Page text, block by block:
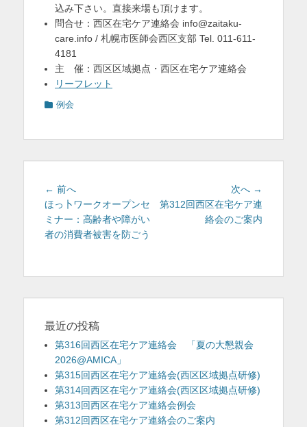
込み下さい。直接来場も頂けます。
問合せ：西区在宅ケア連絡会 info@zaitaku-
care.info / 札幌市医師会西区支部 Tel. 011-611-
4181
主 催：西区区域拠点・西区在宅ケア連絡会
リーフレット
カ 例会
投
稿
ナ
ビ
ン
← 前へ前
の
投
稿:
ほっ卜ワークオープンセ
ミナー：高齢者や障がい
者の消費者被害を防ごう
次へ →
第312回西区在宅ケア連
絡会のご案内
最近の投稿
第316回西区在宅ケア連絡会 「夏の大懇親会
2026@AMICA」
第315回西区在宅ケア連絡会(西区区域拠点研修)
第314回西区在宅ケア連絡会(西区区域拠点研修)
第313回西区在宅ケア連絡会例会
第312回西区在宅ケア連絡会のご案内